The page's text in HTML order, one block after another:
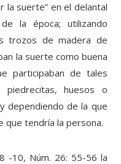
la suerte” en el delantal
la época; utilizando
trozos de madera de
la suerte como buena
participaban de tales
huesos o
dependiendo de la que
que tendría la persona.
-10, Núm. 26: 55-56 la